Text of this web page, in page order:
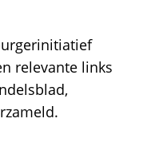
relevante links